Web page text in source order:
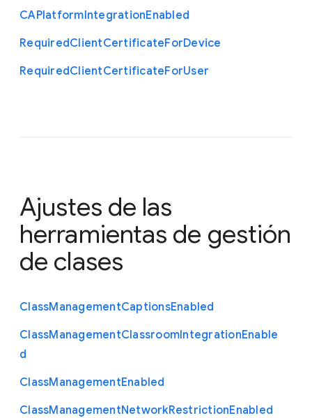
CAPlatformIntegrationEnabled
RequiredClientCertificateForDevice
RequiredClientCertificateForUser
Ajustes de las
herramientas de gestión
de clases
ClassManagementCaptionsEnabled
ClassManagementClassroomIntegrationEnable
d
ClassManagementEnabled
ClassManagementNetworkRestrictionEnabled